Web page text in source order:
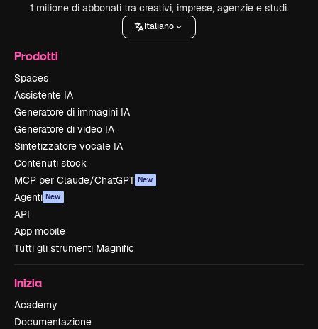
1 milione di abbonati tra creativi, imprese, agenzie e studi.
Italiano
Prodotti
Spaces
Assistente IA
Generatore di immagini IA
Generatore di video IA
Sintetizzatore vocale IA
Contenuti stock
MCP per Claude/ChatGPT New
Agenti New
API
App mobile
Tutti gli strumenti Magnific
Inizia
Academy
Documentazione